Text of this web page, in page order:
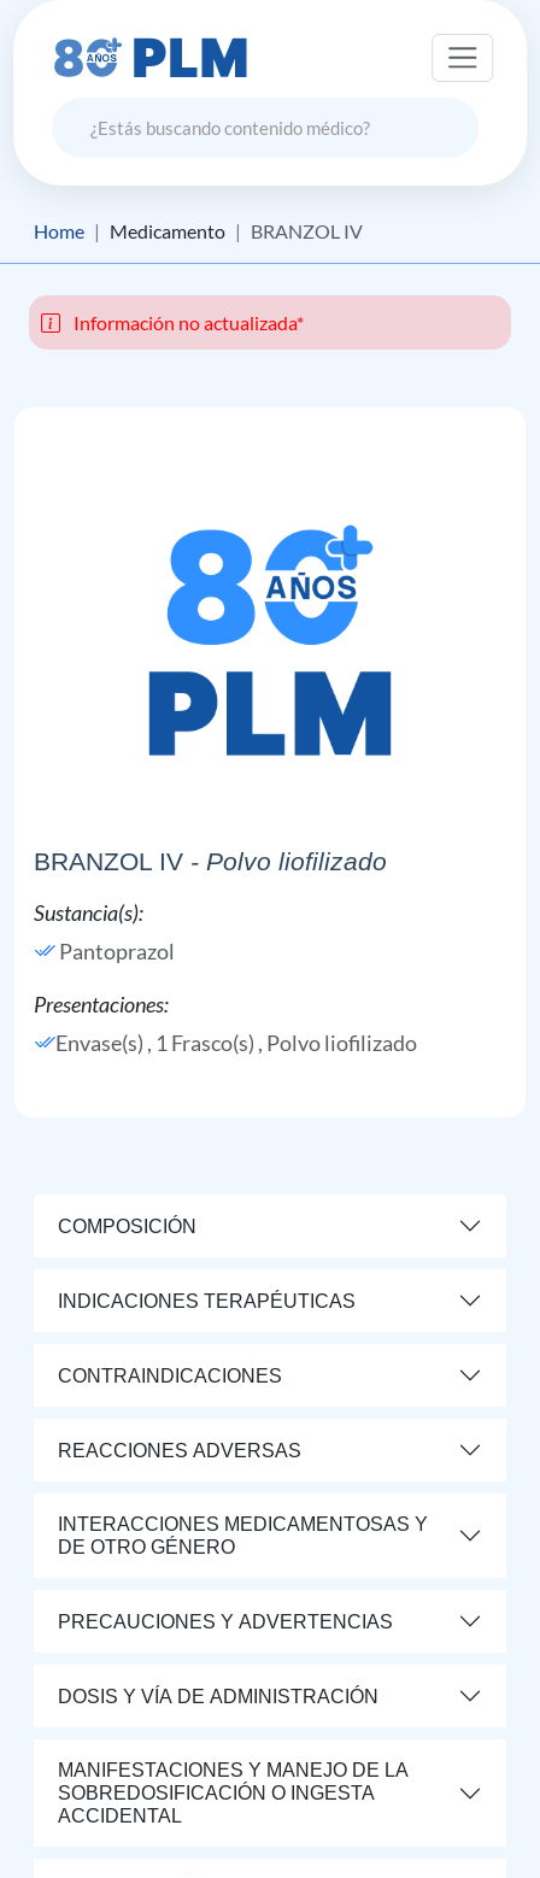
Home Medicamento BRANZOL IV
Información no actualizada*
BRANZOL IV - Polvo liofilizado
Sustancia(s):
Pantoprazol
Presentaciones:
Envase(s) , 1 Frasco(s) , Polvo liofilizado
COMPOSICIÓN
INDICACIONES TERAPÉUTICAS
CONTRAINDICACIONES
REACCIONES ADVERSAS
INTERACCIONES MEDICAMENTOSAS Y
DE OTRO GÉNERO
PRECAUCIONES Y ADVERTENCIAS
DOSIS Y VÍA DE ADMINISTRACIÓN
MANIFESTACIONES Y MANEJO DE LA
SOBREDOSIFICACIÓN O INGESTA
ACCIDENTAL